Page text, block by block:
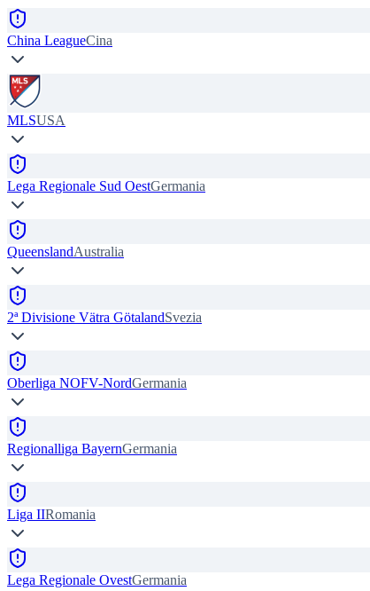
China LeagueCina
MLSUSA
Lega Regionale Sud OestGermania
QueenslandAustralia
2ª Divisione Vätra GötalandSvezia
Oberliga NOFV-NordGermania
Regionalliga BayernGermania
Liga IIRomania
Lega Regionale OvestGermania